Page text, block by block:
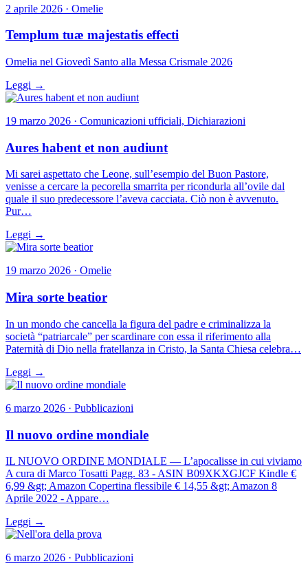
2 aprile 2026 · Omelie
Templum tuæ majestatis effecti
Omelia nel Giovedì Santo alla Messa Crismale 2026
Leggi →
19 marzo 2026 · Comunicazioni ufficiali, Dichiarazioni
Aures habent et non audiunt
Mi sarei aspettato che Leone, sull’esempio del Buon Pastore,
venisse a cercare la pecorella smarrita per ricondurla all’ovile dal
quale il suo predecessore l’aveva cacciata. Ciò non è avvenuto.
Pur…
Leggi →
19 marzo 2026 · Omelie
Mira sorte beatior
In un mondo che cancella la figura del padre e criminalizza la
società “patriarcale” per scardinare con essa il riferimento alla
Paternità di Dio nella fratellanza in Cristo, la Santa Chiesa celebra…
Leggi →
6 marzo 2026 · Pubblicazioni
Il nuovo ordine mondiale
IL NUOVO ORDINE MONDIALE — L’apocalisse in cui viviamo
A cura di Marco Tosatti Pagg. 83 - ASIN B09XKXGJCF Kindle €
6,99 &gt; Amazon Copertina flessibile € 14,55 &gt; Amazon 8
Aprile 2022 - Appare…
Leggi →
6 marzo 2026 · Pubblicazioni